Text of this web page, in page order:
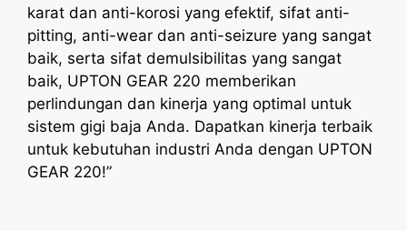
karat dan anti-korosi yang efektif, sifat anti-
pitting, anti-wear dan anti-seizure yang sangat
baik, serta sifat demulsibilitas yang sangat
baik, UPTON GEAR 220 memberikan
perlindungan dan kinerja yang optimal untuk
sistem gigi baja Anda. Dapatkan kinerja terbaik
untuk kebutuhan industri Anda dengan UPTON
GEAR 220!”